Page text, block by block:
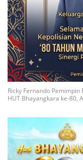
Ricky Fernando
HUT Bhayangkara ke-80,